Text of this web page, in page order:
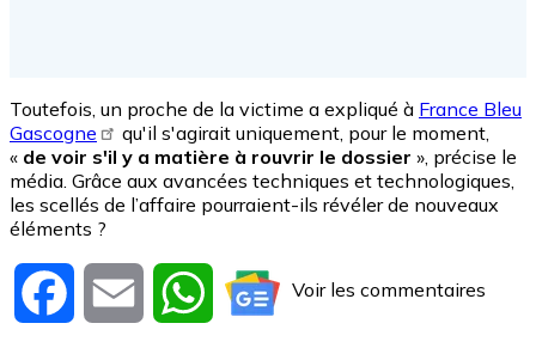
Toutefois, un proche de la victime a expliqué à France Bleu
Gascogne
qu'il s'agirait uniquement, pour le moment,
« de voir s'il y a matière à rouvrir le dossier », précise le
média. Grâce aux avancées techniques et technologiques,
les scellés de l’affaire pourraient-ils révéler de nouveaux
éléments ?
Facebook Email WhatsAppVoir les commentaires